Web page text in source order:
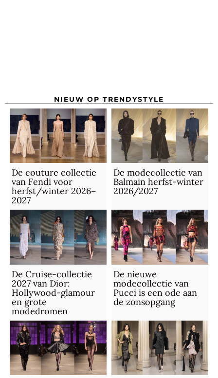
NIEUW OP TRENDYSTYLE
De couture collectie
van Fendi voor
herfst/winter 2026–
2027
De modecollectie van
Balmain herfst-winter
2026/2027
De Cruise-collectie
2027 van Dior:
Hollywood-glamour
en grote
modedromen
De nieuwe
modecollectie van
Pucci is een ode aan
de zonsopgang